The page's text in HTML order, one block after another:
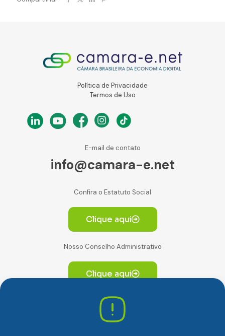
Política de Privacidade
Termos de Uso
E-mail de contato
info@camara-e.net
Confira o Estatuto Social
Clique aqui
Nosso Conselho Administrativo
Clique aqui
Av. Paulista, 2064. Conjunto 14, (Edifício Paulista) -
CEP 01310-928 Consolação – São Paulo/SP